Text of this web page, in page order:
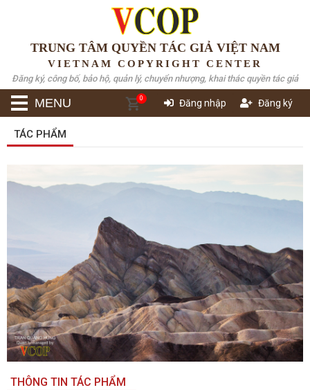
TRUNG TÂM QUYỀN TÁC GIẢ VIỆT NAM
VIETNAM COPYRIGHT CENTER
Đăng ký, công bố, bảo hộ, quản lý, chuyển nhượng, khai thác quyền tác giả
0 Đăng nhập Đăng ký
MENU
TÁC PHẨM
THÔNG TIN TÁC PHẨM